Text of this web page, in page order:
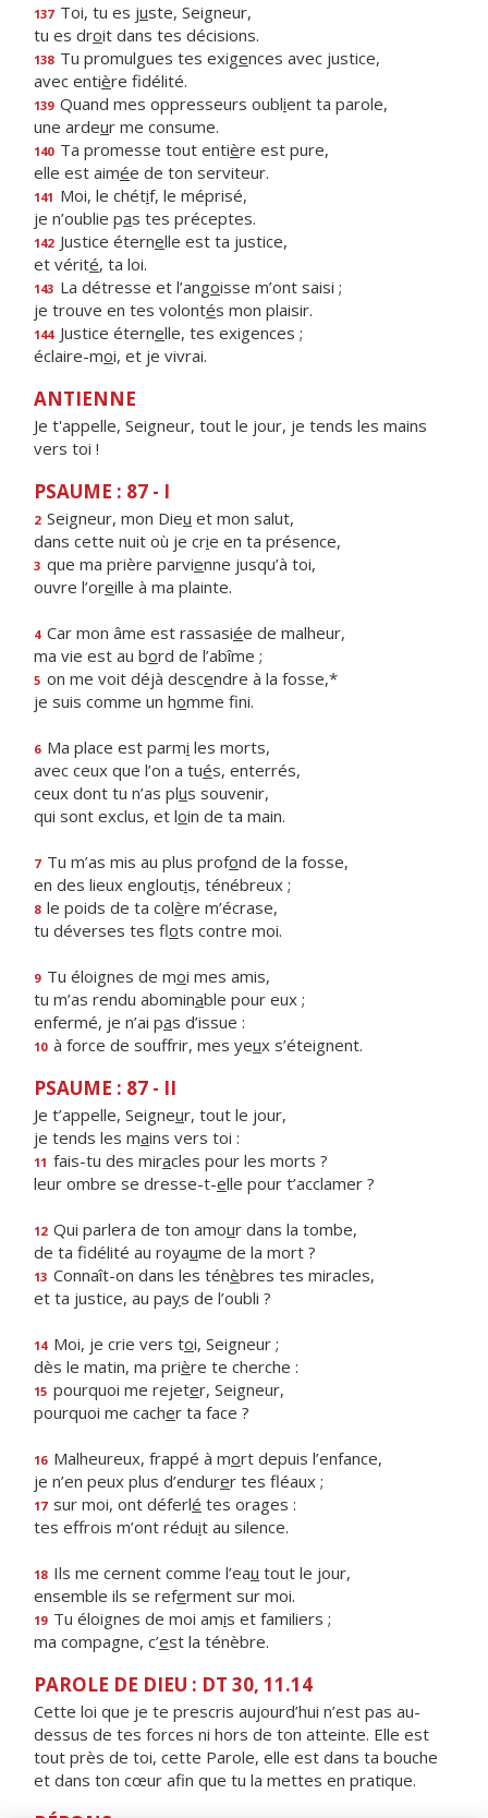
137 Toi, tu es juste, Seigneur,
tu es droit dans tes décisions.
138 Tu promulgues tes exigences avec justice,
avec entière fidélité.
139 Quand mes oppresseurs oublient ta parole,
une ardeur me consume.
140 Ta promesse tout entière est pure,
elle est aimée de ton serviteur.
141 Moi, le chétif, le méprisé,
je n’oublie pas tes préceptes.
142 Justice éternelle est ta justice,
et vérité, ta loi.
143 La détresse et l’angoisse m’ont saisi ;
je trouve en tes volontés mon plaisir.
144 Justice éternelle, tes exigences ;
éclaire-moi, et je vivrai.
ANTIENNE
Je t'appelle, Seigneur, tout le jour, je tends les mains
vers toi !
PSAUME : 87 - I
2 Seigneur, mon Dieu et mon salut,
dans cette nuit où je crie en ta présence,
3 que ma prière parvienne jusqu’à toi,
ouvre l’oreille à ma plainte.
4 Car mon âme est rassasiée de malheur,
ma vie est au bord de l’abîme ;
5 on me voit déjà descendre à la fosse,*
je suis comme un homme fini.
6 Ma place est parmi les morts,
avec ceux que l’on a tués, enterrés,
ceux dont tu n’as plus souvenir,
qui sont exclus, et loin de ta main.
7 Tu m’as mis au plus profond de la fosse,
en des lieux engloutis, ténébreux ;
8 le poids de ta colère m’écrase,
tu déverses tes flots contre moi.
9 Tu éloignes de moi mes amis,
tu m’as rendu abominable pour eux ;
enfermé, je n’ai pas d’issue :
10 à force de souffrir, mes yeux s’éteignent.
PSAUME : 87 - II
Je t’appelle, Seigneur, tout le jour,
je tends les mains vers toi :
11 fais-tu des miracles pour les morts ?
leur ombre se dresse-t-elle pour t’acclamer ?
12 Qui parlera de ton amour dans la tombe,
de ta fidélité au royaume de la mort ?
13 Connaît-on dans les ténèbres tes miracles,
et ta justice, au pays de l’oubli ?
14 Moi, je crie vers toi, Seigneur ;
dès le matin, ma prière te cherche :
15 pourquoi me rejeter, Seigneur,
pourquoi me cacher ta face ?
16 Malheureux, frappé à mort depuis l’enfance,
je n’en peux plus d’endurer tes fléaux ;
17 sur moi, ont déferlé tes orages :
tes effrois m’ont réduit au silence.
18 Ils me cernent comme l’eau tout le jour,
ensemble ils se referment sur moi.
19 Tu éloignes de moi amis et familiers ;
ma compagne, c’est la ténèbre.
PAROLE DE DIEU : DT 30, 11.14
Cette loi que je te prescris aujourd’hui n’est pas au-
dessus de tes forces ni hors de ton atteinte. Elle est
tout près de toi, cette Parole, elle est dans ta bouche
et dans ton cœur afin que tu la mettes en pratique.